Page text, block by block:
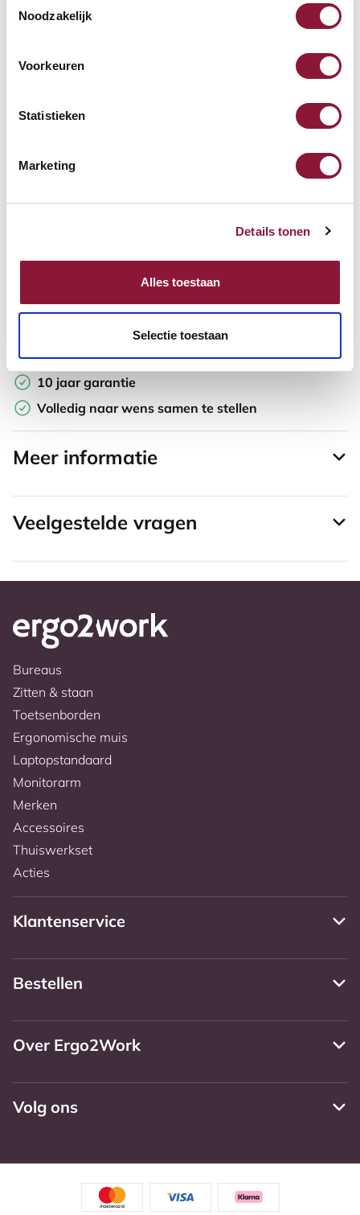
Noodzakelijk
Voorkeuren
Statistieken
Marketing
Details tonen
Alles toestaan
Selectie toestaan
Beschikbaar
Levertijd: 3-6 weken
Opzoek naar een offerte op maat? Maak je werkplek compleet
Toevoegen aan vergelijker
Laagste Prijsgarantie
Gratis verzending
10 jaar garantie
Volledig naar wens samen te stellen
Meer informatie
Veelgestelde vragen
Bureaus
Zitten & staan
Toetsenborden
Ergonomische muis
Laptopstandaard
Monitorarm
Merken
Accessoires
Thuiswerkset
Acties
Klantenservice
Bestellen
Over Ergo2Work
Volg ons